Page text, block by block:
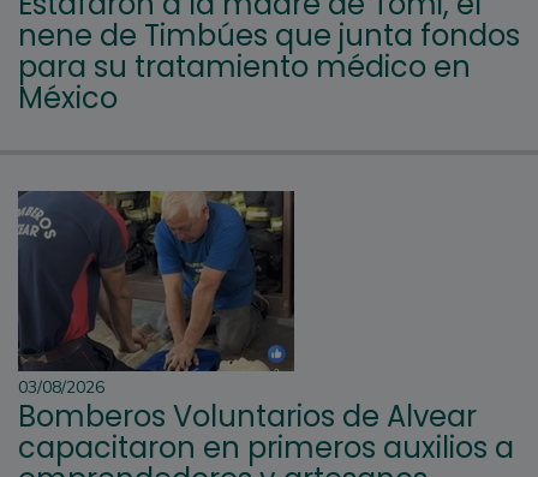
nene de Timbúes que junta fondos
para su tratamiento médico en
México
03/08/2026
Bomberos Voluntarios de Alvear
capacitaron en primeros auxilios a